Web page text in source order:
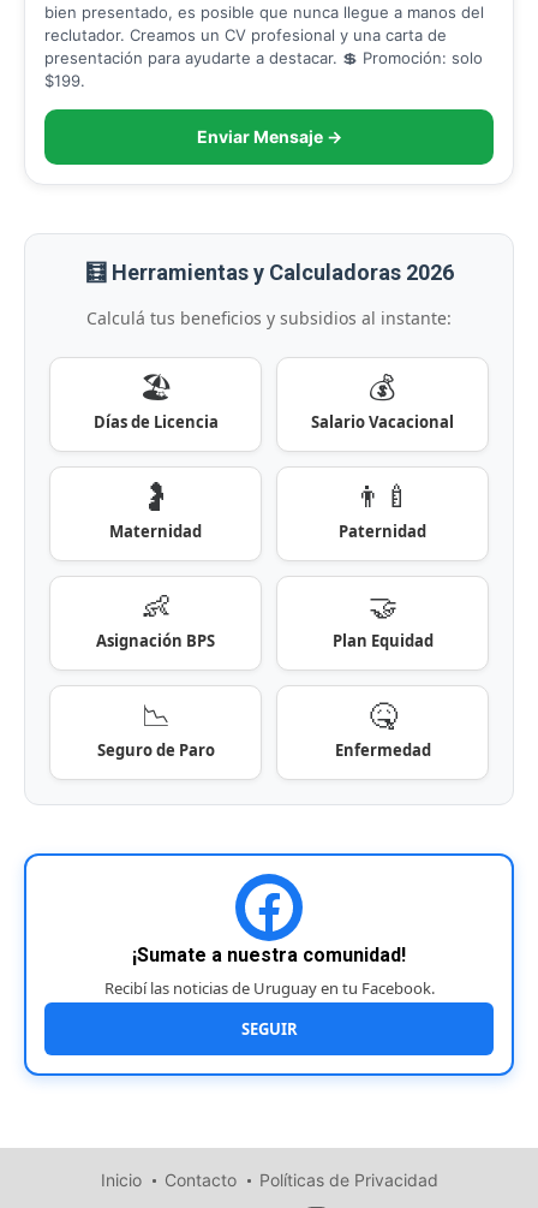
bien presentado, es posible que nunca llegue a manos del
reclutador. Creamos un CV profesional y una carta de
presentación para ayudarte a destacar. 💲 Promoción: solo
$199.
Enviar Mensaje →
🧮 Herramientas y Calculadoras 2026
Calculá tus beneficios y subsidios al instante:
🏖️
Días de Licencia
💰
Salario Vacacional
🤰
Maternidad
👨‍🍼
Paternidad
👶
Asignación BPS
🤝
Plan Equidad
📉
Seguro de Paro
🤒
Enfermedad
¡Sumate a nuestra comunidad!
Recibí las noticias de Uruguay en tu Facebook.
SEGUIR
Inicio Contacto Políticas de Privacidad